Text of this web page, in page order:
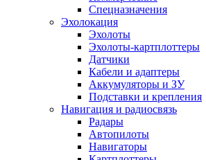
Спецназначения
Эхолокация
Эхолоты
Эхолоты-картплоттеры
Датчики
Кабели и адаптеры
Аккумуляторы и ЗУ
Подставки и крепления
Навигация и радиосвязь
Радары
Автопилоты
Навигаторы